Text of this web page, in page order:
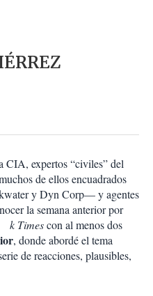
CIA, expertos “civiles” del
de ellos encuadrados
y Dyn Corp— y agentes
la semana anterior por
con al menos dos
, donde abordé el tema
de reacciones, plausibles,